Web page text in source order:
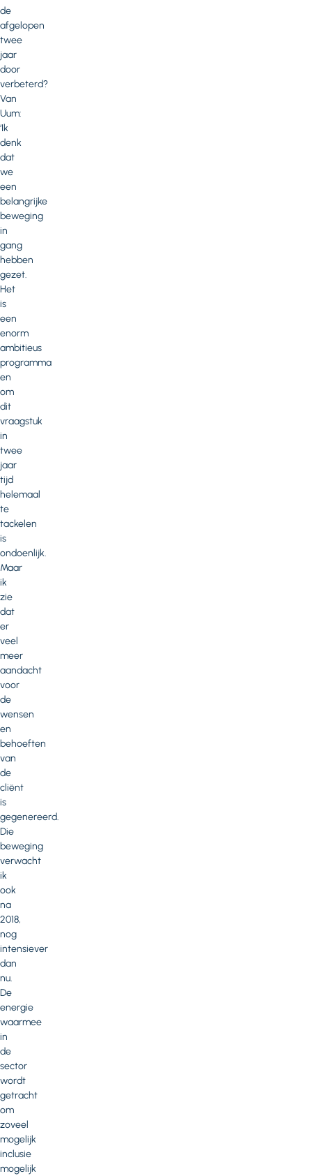
de
afgelopen
twee
jaar
door
verbeterd?
Van
Uum:
‘Ik
denk
dat
we
een
belangrijke
beweging
in
gang
hebben
gezet.
Het
is
een
enorm
ambitieus
programma
en
om
dit
vraagstuk
in
twee
jaar
tijd
helemaal
te
tackelen
is
ondoenlijk.
Maar
ik
zie
dat
er
veel
meer
aandacht
voor
de
wensen
en
behoeften
van
de
cliënt
is
gegenereerd.
Die
beweging
verwacht
ik
ook
na
2018,
nog
intensiever
dan
nu.
De
energie
waarmee
in
de
sector
wordt
getracht
om
zoveel
mogelijk
inclusie
mogelijk